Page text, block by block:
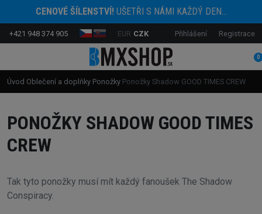
CENOVÉ ŠÍLENSTVÍ!UŠETŘI S NÁMI KAŽDÝ DEN...
+421 948 374 905 EUR CZK Přihlášení Registrace
0
Úvod Oblečení a doplňky Ponožky Ponožky Shadow GOOD TIMES CREW
PONOŽKY SHADOW GOOD TIMES
CREW
Tak tyto ponožky musí mít každý fanoušek The Shadow
Conspiracy.